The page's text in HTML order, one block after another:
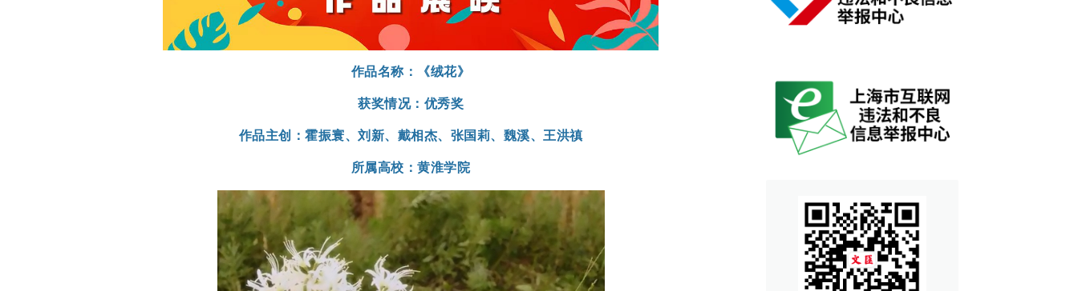
作品名称：《绒花》
获奖情况：优秀奖
作品主创：霍振寰、刘新、戴相杰、张国莉、魏溪、王洪禛
所属高校：黄淮学院